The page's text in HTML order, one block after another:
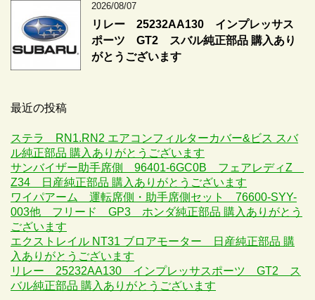
2026/08/07
リレー 25232AA130 インプレッサス
ポーツ GT2 スバル純正部品 購入あり
がとうございます
最近の投稿
ステラ RN1.RN2 エアコンフィルターカバー&ビス スバ
ル純正部品 購入ありがとうございます
サンバイザー助手席側 96401-6GC0B フェアレディZ
Z34 日産純正部品 購入ありがとうございます
ワイパアーム 運転席側・助手席側セット 76600-SYY-
003他 フリード GP3 ホンダ純正部品 購入ありがとう
ございます
エクストレイル NT31 ブロアモーター 日産純正部品 購
入ありがとうございます
リレー 25232AA130 インプレッサスポーツ GT2 ス
バル純正部品 購入ありがとうございます